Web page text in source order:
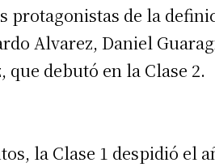
protagonistas de la
Alvarez, Daniel
que debutó en la Clase 2.
la Clase 1 despidió el